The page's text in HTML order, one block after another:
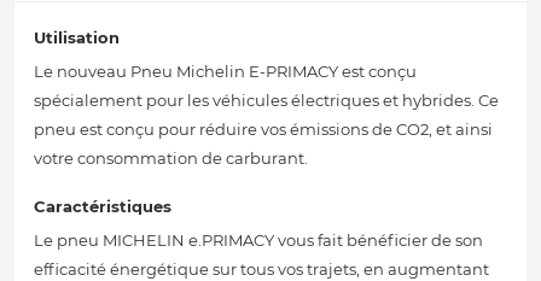
Utilisation
Le nouveau Pneu Michelin E-PRIMACY est conçu
spécialement pour les véhicules électriques et hybrides. Ce
pneu est conçu pour réduire vos émissions de CO2, et ainsi
votre consommation de carburant.
Caractéristiques
Le pneu MICHELIN e.PRIMACY vous fait bénéficier de son
efficacité énergétique sur tous vos trajets, en augmentant